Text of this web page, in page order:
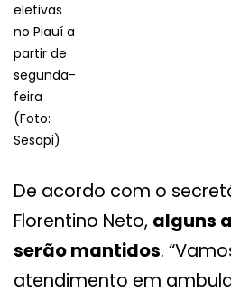
eletivas
no Piauí a
partir de
segunda-
feira
(Foto:
Sesapi)
De acordo com o
Florentino Neto, alguns
serão mantidos.
atendimento em